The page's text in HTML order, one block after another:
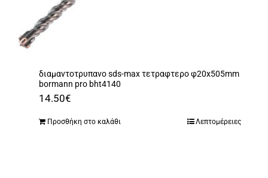
διαμαντοτρυπανο sds-max τετραφτερο φ20x505mm
bormann pro bht4140
14.50€
Προσθήκη στο καλάθι Λεπτομέρειες